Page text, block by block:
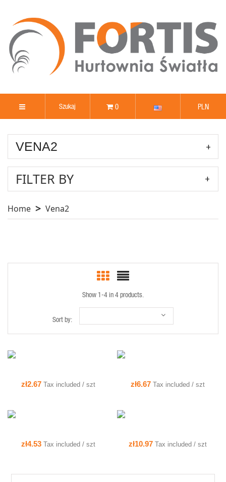
0 PLN
VENA2
FILTER BY
Home Vena2
Show 1-4 in 4 products.
Sort by:
zł2.67 Tax included / szt zł6.67 Tax included / szt
zł4.53 Tax included / szt zł10.97 Tax included / szt